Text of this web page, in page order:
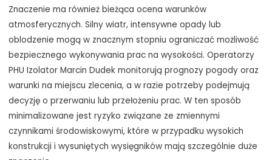
Znaczenie ma również bieżąca ocena warunków
atmosferycznych. Silny wiatr, intensywne opady lub
oblodzenie mogą w znacznym stopniu ograniczać możliwość
bezpiecznego wykonywania prac na wysokości. Operatorzy
PHU Izolator Marcin Dudek monitorują prognozy pogody oraz
warunki na miejscu zlecenia, a w razie potrzeby podejmują
decyzję o przerwaniu lub przełożeniu prac. W ten sposób
minimalizowane jest ryzyko związane ze zmiennymi
czynnikami środowiskowymi, które w przypadku wysokich
konstrukcji i wysuniętych wysięgników mają szczególnie duże